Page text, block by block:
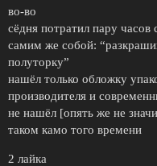
во-во
сёдня потратил пару
самим же собой:
полуторку”
нашёл только обложку
производителя и
не нашёл [опять же не
таком камо того времени
2 лайка